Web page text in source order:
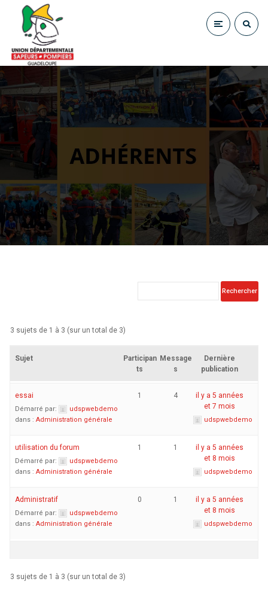
3 sujets de 1 à 3 (sur un total de 3)
Sujet
Participan
ts
Message
s
Dernière
publication
essai
Démarré par:
udspwebdemo
dans : Administration générale
1 4
il y a 5 années
et 7 mois
udspwebdemo
utilisation du forum
Démarré par:
udspwebdemo
dans : Administration générale
1 1
il y a 5 années
et 8 mois
udspwebdemo
Administratif
Démarré par:
udspwebdemo
dans : Administration générale
0 1
il y a 5 années
et 8 mois
udspwebdemo
3 sujets de 1 à 3 (sur un total de 3)